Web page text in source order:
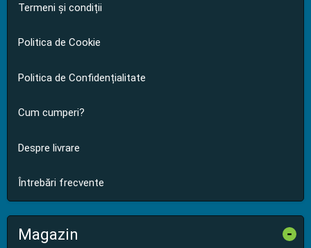
Termeni și condiții
Politica de Cookie
Politica de Confidențialitate
Cum cumperi?
Despre livrare
Întrebări frecvente
Magazin -